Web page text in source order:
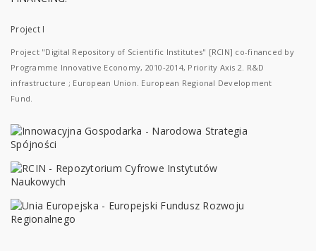
Project I
Project "Digital Repository of Scientific Institutes" [RCIN] co-financed by
Programme Innovative Economy, 2010-2014, Priority Axis 2. R&D
infrastructure ; European Union. European Regional Development
Fund.